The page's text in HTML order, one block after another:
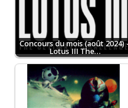
Concours du mois (août 2024)
Lotus III The…